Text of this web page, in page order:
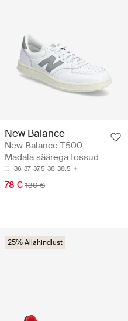
New Balance
New Balance T500 -
Madala säärega tossud
36 37 37.5 38 38.5
78 € 130 €
25% Allahindlust